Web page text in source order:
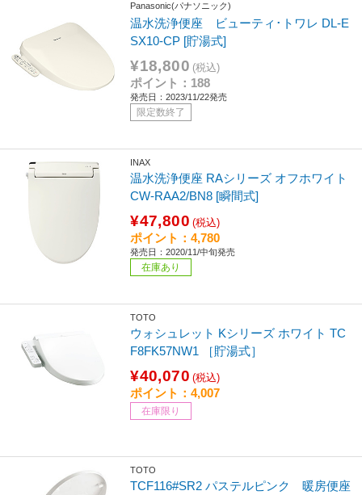
Panasonic(パナソニック)
温水洗浄便座 ビューティ･トワレ DL-E
SX10-CP [貯湯式]
¥18,800 (税込)
ポイント：188
発売日：2023/11/22発売
限定数終了
INAX
温水洗浄便座 RAシリーズ オフホワイト
CW-RAA2/BN8 [瞬間式]
¥47,800 (税込)
ポイント：4,780
発売日：2020/11/中旬発売
在庫あり
TOTO
ウォシュレット Kシリーズ ホワイト TC
F8FK57NW1 ［貯湯式］
¥40,070 (税込)
ポイント：4,007
在庫限り
TOTO
TCF116#SR2 パステルピンク 暖房便座